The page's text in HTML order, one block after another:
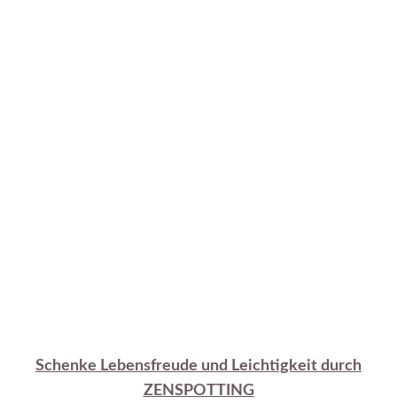
Schenke Lebensfreude und Leichtigkeit durch
ZENSPOTTING